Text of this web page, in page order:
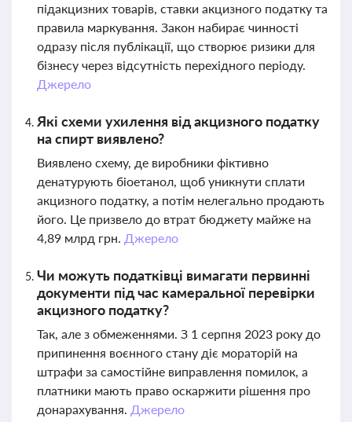
підакцизних товарів, ставки акцизного податку та
правила маркування. Закон набирає чинності
одразу після публікації, що створює ризики для
бізнесу через відсутність перехідного періоду.
Джерело
Які схеми ухилення від акцизного податку
на спирт виявлено?
Виявлено схему, де виробники фіктивно
денатурують біоетанол, щоб уникнути сплати
акцизного податку, а потім нелегально продають
його. Це призвело до втрат бюджету майже на
4,89 млрд грн. Джерело
Чи можуть податківці вимагати первинні
документи під час камеральної перевірки
акцизного податку?
Так, але з обмеженнями. З 1 серпня 2023 року до
припинення воєнного стану діє мораторій на
штрафи за самостійне виправлення помилок, а
платники мають право оскаржити рішення про
донарахування. Джерело